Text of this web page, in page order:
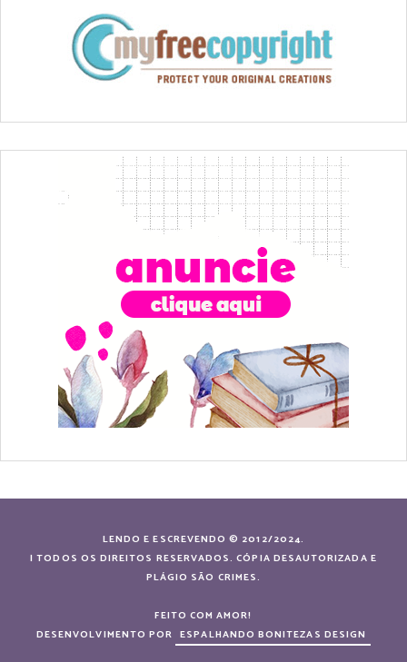
LENDO E ESCREVENDO © 2012/2024.
| TODOS OS DIREITOS RESERVADOS. CÓPIA DESAUTORIZADA E
PLÁGIO SÃO CRIMES.
FEITO COM AMOR!
DESENVOLVIMENTO POR ESPALHANDO BONITEZAS DESIGN